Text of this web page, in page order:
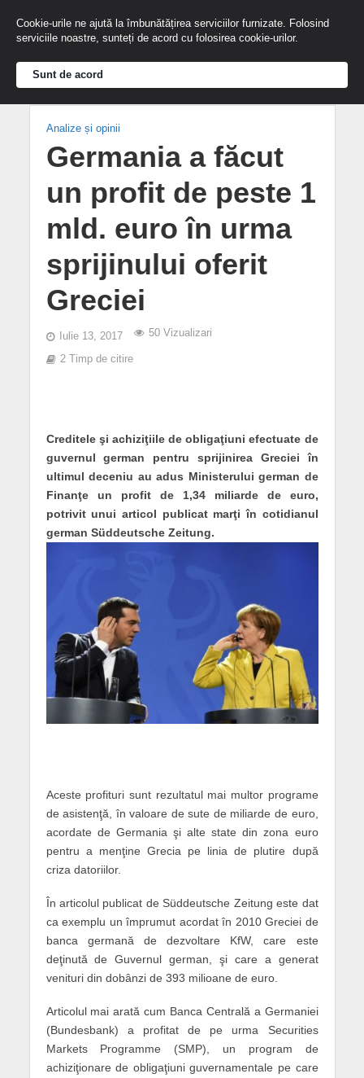
Analize și opinii
Germania a făcut
un profit de peste 1
mld. euro în urma
sprijinului oferit
Greciei
Iulie 13, 2017 50 Vizualizari
2 Timp de citire
Creditele şi achiziţiile de obligaţiuni efectuate de
guvernul german pentru sprijinirea Greciei în
ultimul deceniu au adus Ministerului german de
Finanţe un profit de 1,34 miliarde de euro,
potrivit unui articol publicat marţi în cotidianul
german Süddeutsche Zeitung.
Aceste profituri sunt rezultatul mai multor programe
de asistenţă, în valoare de sute de miliarde de euro,
acordate de Germania şi alte state din zona euro
pentru a menţine Grecia pe linia de plutire după
criza datoriilor.
În articolul publicat de Süddeutsche Zeitung este dat
ca exemplu un împrumut acordat în 2010 Greciei de
banca germană de dezvoltare KfW, care este
deţinută de Guvernul german, şi care a generat
venituri din dobânzi de 393 milioane de euro.
Articolul mai arată cum Banca Centrală a Germaniei
(Bundesbank) a profitat de pe urma Securities
Markets Programme (SMP), un program de
achiziţionare de obligaţiuni guvernamentale pe care
Cookie-urile ne ajută la îmbunătățirea serviciilor furnizate. Folosind
serviciile noastre, sunteți de acord cu folosirea cookie-urilor.
Sunt de acord